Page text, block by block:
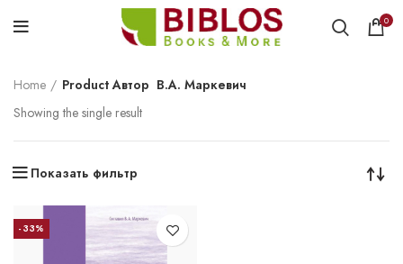
0
Home Product Автор В.А. Маркевич
Showing the single result
Показать фильтр
-33%